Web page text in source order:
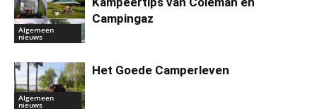
Algemeen
nieuws
Campingaz
Algemeen
nieuws
Het Goede Camperleven